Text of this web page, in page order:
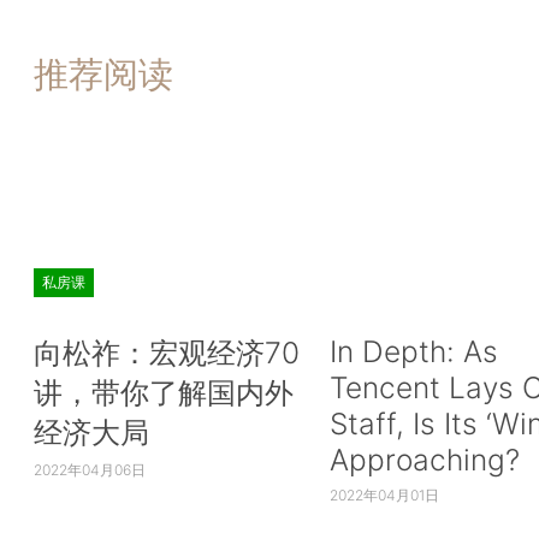
推荐阅读
私房课
向松祚：宏观经济70
讲，带你了解国内外
经济大局
2022年04月06日
In Depth: As
Tencent Lays
Staff, Is Its
Approaching?
2022年04月01日